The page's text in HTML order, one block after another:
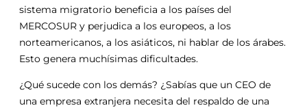
sistema migratorio beneficia a los países del
MERCOSUR y perjudica a los europeos, a los
norteamericanos, a los asiáticos, ni hablar de los árabes.
Esto genera muchísimas dificultades.
¿Qué sucede con los demás? ¿Sabías que un CEO de
una empresa extranjera necesita del respaldo de una